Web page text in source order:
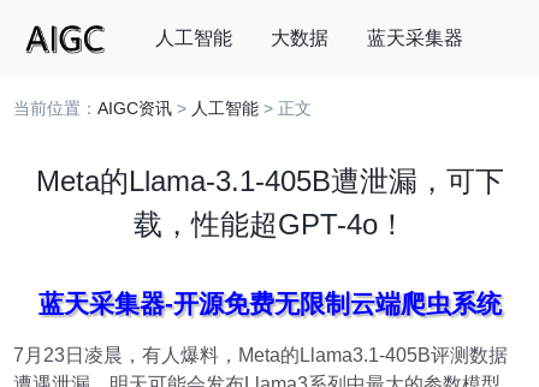
人工智能 大数据 蓝天采集器
搜索
当前位置：AIGC资讯 > 人工智能 > 正文
Meta的Llama-3.1-405B遭泄漏，可下
载，性能超GPT-4o！
蓝天采集器-开源免费无限制云端爬虫系统
7月23日凌晨，有人爆料，Meta的Llama3.1-405B评测数据